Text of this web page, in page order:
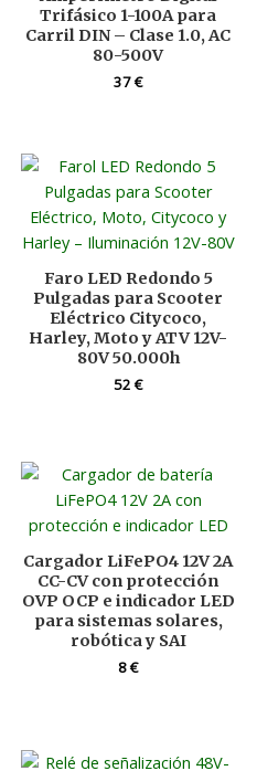
Trifásico 1-100A para
Carril DIN – Clase 1.0, AC
80-500V
37€
Faro LED Redondo 5
Pulgadas para Scooter
Eléctrico Citycoco,
Harley, Moto y ATV 12V-
80V 50.000h
52€
Cargador LiFePO4 12V 2A
CC-CV con protección
OVP OCP e indicador LED
para sistemas solares,
robótica y SAI
8€